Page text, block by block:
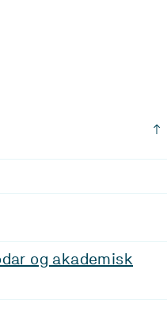
og akademisk